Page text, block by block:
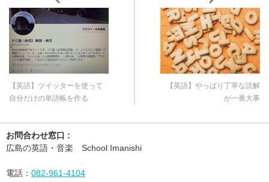
【英語】ツイッターを使って
自分だけの単語帳を作る
【英語】やっぱり丁寧な読解
が一番大事
お問合わせ窓口 :
広島の英語・音楽 School Imanishi
電話： 082-961-4104